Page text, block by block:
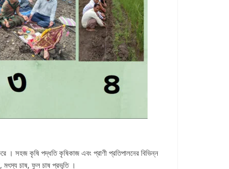
। সহজ কৃষি পদ্ধতি কৃষিকাজ এবং প্রাণী প্রতিপালনের বিভিন্ন
মৎস্য চাষ, ফুল চাষ প্রভৃতি ।